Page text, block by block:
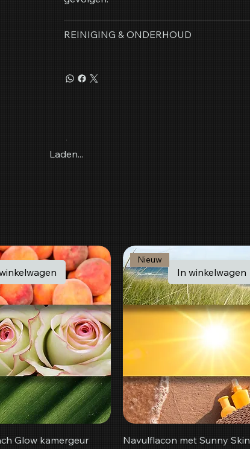
REINIGING & ONDERHOUD
Laden...
Glow kamergeur
In winkelwagen
Nieuw
Navulflacon met Sunny Skin